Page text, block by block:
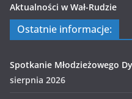
Aktualności w Wał-Rudzie
Ostatnie informacje:
Spotkanie Młodzieżowego
sierpnia 2026